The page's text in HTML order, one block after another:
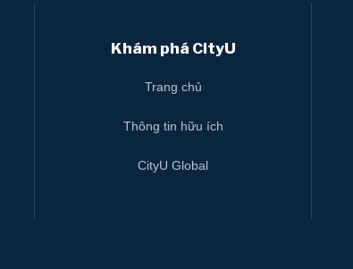
Khám phá CityU
Trang chủ
Thông tin hữu ích
CityU Global